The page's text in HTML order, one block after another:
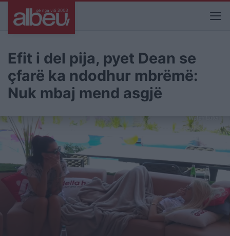
Efit i del pija, pyet Dean se
çfarë ka ndodhur mbrëmë:
Nuk mbaj mend asgjë